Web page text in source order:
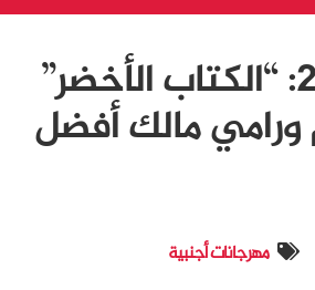
أوسكار 2019: “الكتاب الأخضر”
مالك أفضل
مهرجانات أجنبية